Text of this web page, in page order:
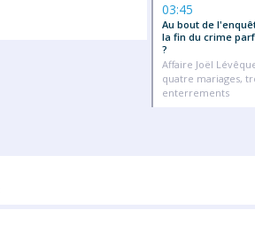
03:45
Au bout de
la fin du crime
?
Affaire Joël
quatre mariages,
enterrements